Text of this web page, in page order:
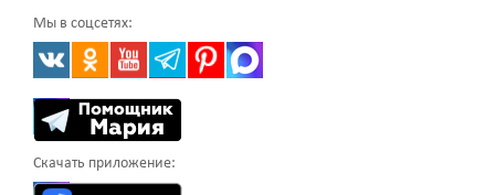
Мы в соцсетях:
Скачать приложение: